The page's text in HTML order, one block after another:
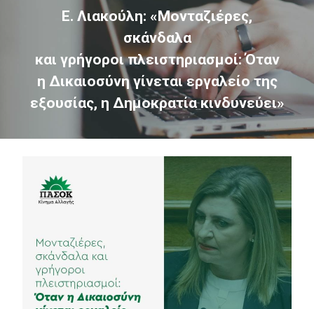
Ε. Λιακούλη: «Μονταζιέρες,
σκάνδαλα
και γρήγοροι πλειστηριασμοί: Όταν
η Δικαιοσύνη γίνεται εργαλείο της
εξουσίας, η Δημοκρατία κινδυνεύει»